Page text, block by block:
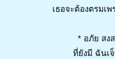
เธอจะต้องตรมเ
* อภัย สง
ที่ยังมี ฉันเ